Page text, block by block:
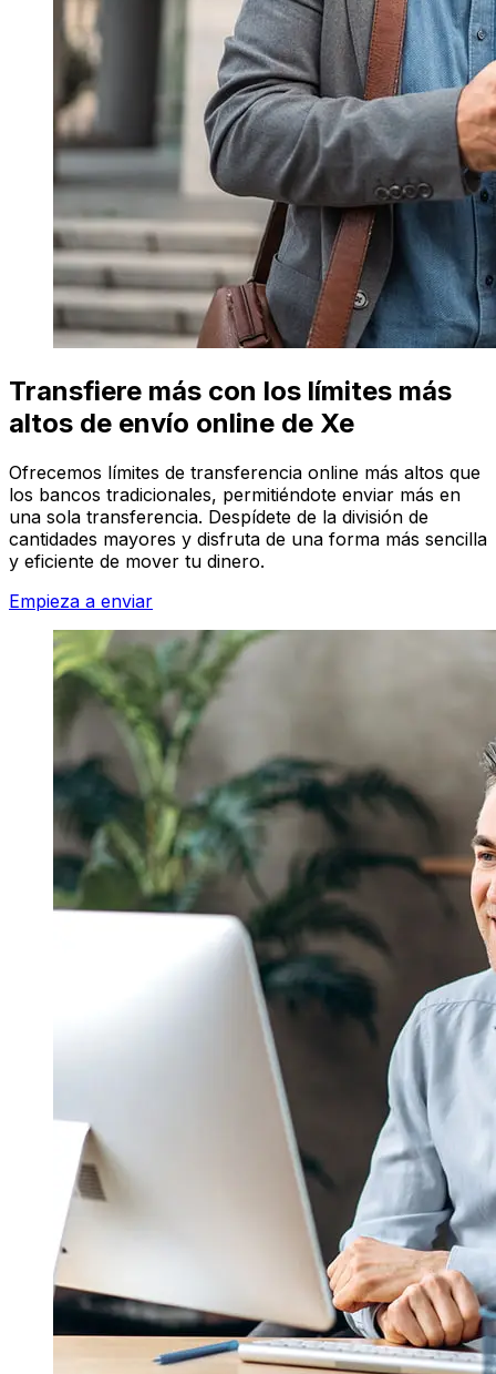
Transfiere más con los límites más
altos de envío online de Xe
Ofrecemos límites de transferencia online más altos que
los bancos tradicionales, permitiéndote enviar más en
una sola transferencia. Despídete de la división de
cantidades mayores y disfruta de una forma más sencilla
y eficiente de mover tu dinero.
Empieza a enviar